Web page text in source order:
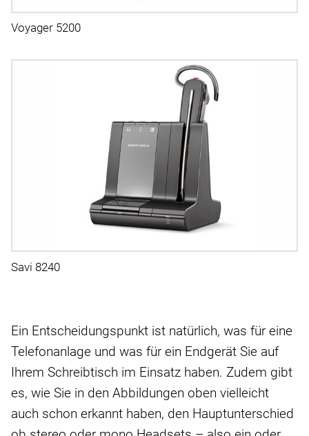
Voyager 5200
Savi 8240
Ein Entscheidungspunkt ist natürlich, was für eine
Telefonanlage und was für ein Endgerät Sie auf
Ihrem Schreibtisch im Einsatz haben. Zudem gibt
es, wie Sie in den Abbildungen oben vielleicht
auch schon erkannt haben, den Hauptunterschied